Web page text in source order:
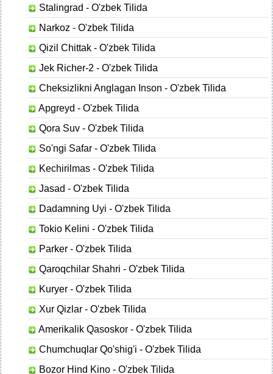
Stalingrad - O'zbek Tilida
Narkoz - O'zbek Tilida
Qizil Chittak - O'zbek Tilida
Jek Richer-2 - O'zbek Tilida
Cheksizlikni Anglagan Inson - O'zbek Tilida
Apgreyd - O'zbek Tilida
Qora Suv - O'zbek Tilida
So'ngi Safar - O'zbek Tilida
Kechirilmas - O'zbek Tilida
Jasad - O'zbek Tilida
Dadamning Uyi - O'zbek Tilida
Tokio Kelini - O'zbek Tilida
Parker - O'zbek Tilida
Qaroqchilar Shahri - O'zbek Tilida
Kuryer - O'zbek Tilida
Xur Qizlar - O'zbek Tilida
Amerikalik Qasoskor - O'zbek Tilida
Chumchuqlar Qo'shig'i - O'zbek Tilida
Bozor Hind Kino - O'zbek Tilida